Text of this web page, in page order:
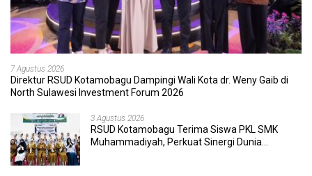
7 Agustus 2026
Direktur RSUD Kotamobagu Dampingi Wali Kota dr. Weny Gaib di
North Sulawesi Investment Forum 2026
3 Agustus 2026
RSUD Kotamobagu Terima Siswa PKL SMK
Muhammadiyah, Perkuat Sinergi Dunia